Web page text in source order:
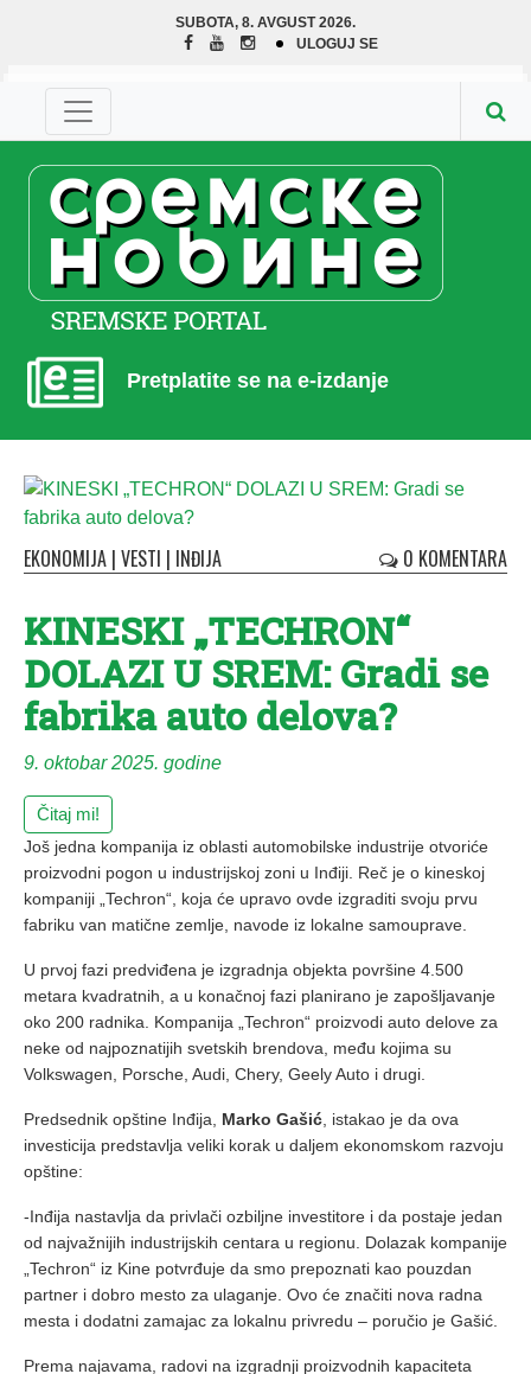
SUBOTA, 8. AVGUST 2026.
ULOGUJ SE
Pretplatite se na e-izdanje
EKONOMIJA | VESTI | INĐIJA 0 KOMENTARA
KINESKI „TECHRON“
DOLAZI U SREM: Gradi se
fabrika auto delova?
9. oktobar 2025. godine
Čitaj mi!
Još jedna kompanija iz oblasti automobilske industrije otvoriće
proizvodni pogon u industrijskoj zoni u Inđiji. Reč je o kineskoj
kompaniji „Techron“, koja će upravo ovde izgraditi svoju prvu
fabriku van matične zemlje, navode iz lokalne samouprave.
U prvoj fazi predviđena je izgradnja objekta površine 4.500
metara kvadratnih, a u konačnoj fazi planirano je zapošljavanje
oko 200 radnika. Kompanija „Techron“ proizvodi auto delove za
neke od najpoznatijih svetskih brendova, među kojima su
Volkswagen, Porsche, Audi, Chery, Geely Auto i drugi.
Predsednik opštine Inđija, Marko Gašić, istakao je da ova
investicija predstavlja veliki korak u daljem ekonomskom razvoju
opštine:
-Inđija nastavlja da privlači ozbiljne investitore i da postaje jedan
od najvažnijih industrijskih centara u regionu. Dolazak kompanije
„Techron“ iz Kine potvrđuje da smo prepoznati kao pouzdan
partner i dobro mesto za ulaganje. Ovo će značiti nova radna
mesta i dodatni zamajac za lokalnu privredu – poručio je Gašić.
Prema najavama, radovi na izgradnji proizvodnih kapaciteta